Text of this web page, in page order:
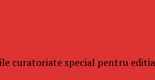
curatoriate special pentru